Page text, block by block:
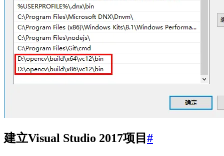
建立Visual Studio 2017项目 #